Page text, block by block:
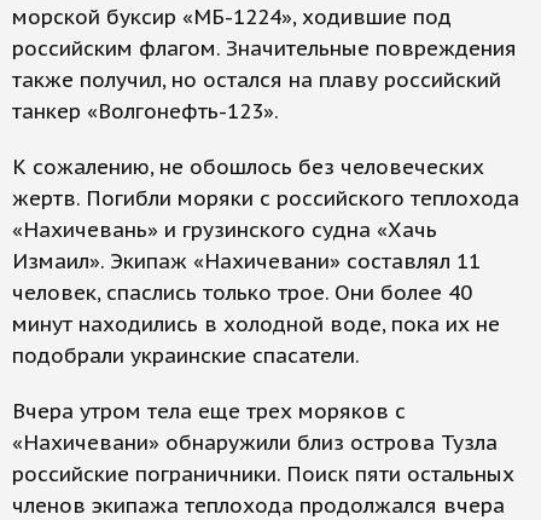
морской буксир «МБ-1224», ходившие под
российским флагом. Значительные повреждения
также получил, но остался на плаву российский
танкер «Волгонефть-123».
К сожалению, не обошлось без человеческих
жертв. Погибли моряки с российского теплохода
«Нахичевань» и грузинского судна «Хачь
Измаил». Экипаж «Нахичевани» составлял 11
человек, спаслись только трое. Они более 40
минут находились в холодной воде, пока их не
подобрали украинские спасатели.
Вчера утром тела еще трех моряков с
«Нахичевани» обнаружили близ острова Тузла
российские пограничники. Поиск пяти остальных
членов экипажа теплохода продолжался вчера